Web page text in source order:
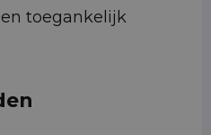
toegankelijk